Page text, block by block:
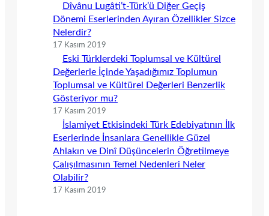
Dîvânu Lugâti’t-Türk’ü Diğer Geçiş
Dönemi Eserlerinden Ayıran Özellikler Sizce
Nelerdir?
17 Kasım 2019
Eski Türklerdeki Toplumsal ve Kültürel
Değerlerle İçinde Yaşadığımız Toplumun
Toplumsal ve Kültürel Değerleri Benzerlik
Gösteriyor mu?
17 Kasım 2019
İslamiyet Etkisindeki Türk Edebiyatının İlk
Eserlerinde İnsanlara Genellikle Güzel
Ahlakın ve Dinî Düşüncelerin Öğretilmeye
Çalışılmasının Temel Nedenleri Neler
Olabilir?
17 Kasım 2019